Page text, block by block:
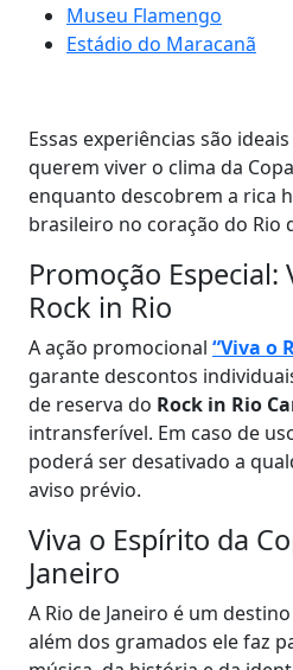
Museu Flamengo
Estádio do Maracanã
Essas experiências são
querem viver o clima da
enquanto descobrem a rica
brasileiro no coração do Rio
Promoção Especial:
Rock in Rio
A ação promocional “Viva o
garante descontos
de reserva do Rock in Rio
intransferível. Em caso de
poderá ser desativado a
aviso prévio.
Viva o Espírito da
Janeiro
A Rio de Janeiro é um
além dos gramados ele faz